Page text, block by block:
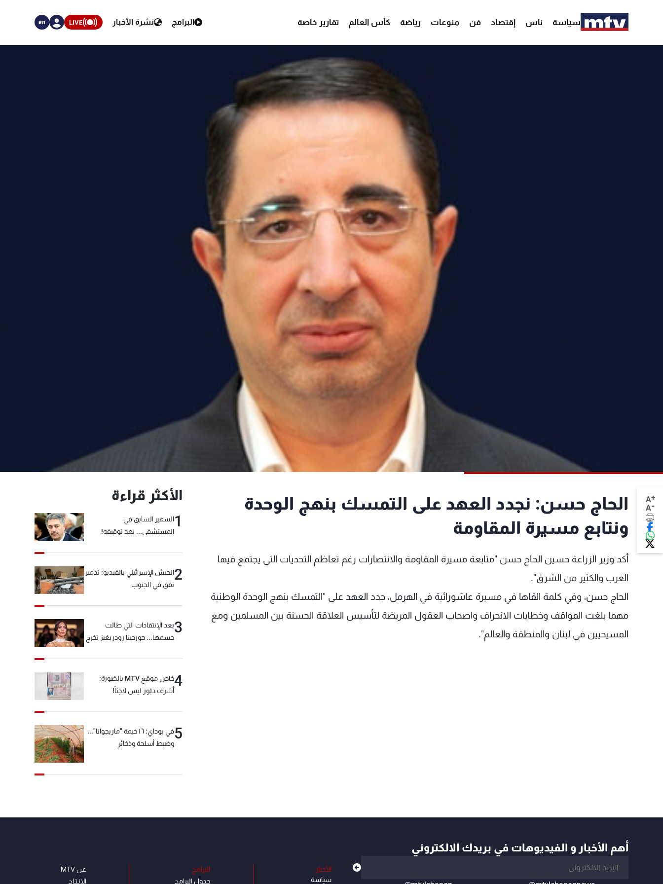
سياسة ناس إقتصاد فن منوعات رياضة كأس العالم تقارير خاصة البرامج نشرة الأخبار LIVE
en
A+
A-
الحاج حسن: نجدد العهد على التمسك بنهج الوحدة
ونتابع مسيرة المقاومة
أكد وزير الزراعة حسين الحاج حسن "متابعة مسيرة المقاومة والانتصارات رغم تعاظم التحديات التي يجتمع فيها
الغرب والكثير من الشرق".
الحاج حسن، وفي كلمة القاها في مسيرة عاشورائية في الهرمل، جدد العهد على "التمسك بنهج الوحدة الوطنية
مهما بلغت المواقف وخطابات الانحراف واصحاب العقول المريضة لتأسيس العلاقة الحسنة بين المسلمين ومع
المسيحيين في لبنان والمنطقة والعالم".
الأكثر قراءة
1السفير السابق في
المستشفى... بعد توقيفه!
2الجيش الإسرائيلي بالفيديو: تدمير
نفق في الجنوب
3بعد الإنتقادات التي طالت
جسمها... جورجينا رودريغيز تخرج
4
خاص موقع MTV بالصّورة:
أشرف دبّور ليس لاجئاً!
5
في بوداي: ١٦ خيمة "ماريجوانا"...
وضبط أسلحة وذخائر
أهم الأخبار و الفيديوهات في بريدك الالكتروني
الأخبار
سياسة
البرامج
جدول البرامج
عن MTV
الإنـتـاج